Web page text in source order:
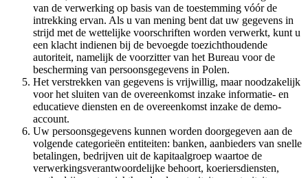
van de verwerking op basis van de toestemming vóór de
intrekking ervan. Als u van mening bent dat uw gegevens in
strijd met de wettelijke voorschriften worden verwerkt, kunt u
een klacht indienen bij de bevoegde toezichthoudende
autoriteit, namelijk de voorzitter van het Bureau voor de
bescherming van persoonsgegevens in Polen.
Het verstrekken van gegevens is vrijwillig, maar noodzakelijk
voor het sluiten van de overeenkomst inzake informatie- en
educatieve diensten en de overeenkomst inzake de demo-
account.
Uw persoonsgegevens kunnen worden doorgegeven aan de
volgende categorieën entiteiten: banken, aanbieders van snelle
betalingen, bedrijven uit de kapitaalgroep waartoe de
verwerkingsverantwoordelijke behoort, koeriersdiensten,